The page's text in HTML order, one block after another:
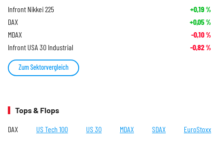
Infront Nikkei 225 +0,19%
DAX +0,05%
MDAX -0,10%
Infront USA 30 Industrial -0,82%
Zum Sektorvergleich
Tops & Flops
DAX US Tech 100 US 30 MDAX SDAX EuroStoxx